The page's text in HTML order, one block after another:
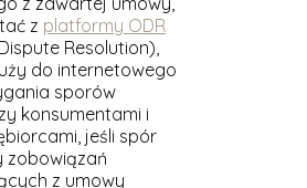
z platformy ODR
Resolution),
do internetowego
sporów
konsumentami i
jeśli spór
zobowiązań
z umowy